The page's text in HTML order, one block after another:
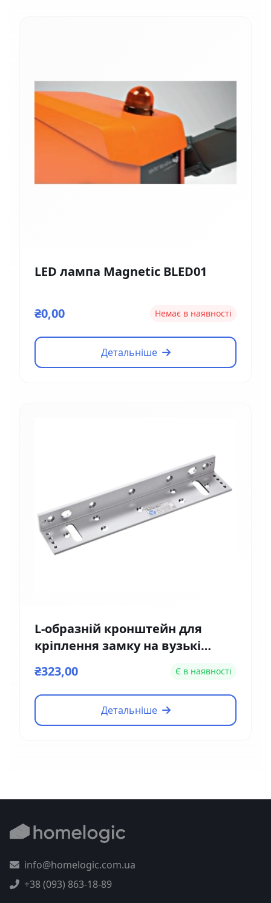
LED лампа Magnetic BLED01
₴0,00 Немає в наявності
Детальніше
L-образній кронштейн для
кріплення замку на вузькі
₴323,00 Є в наявності
Детальніше
info@homelogic.com.ua
+38 (093) 863-18-89